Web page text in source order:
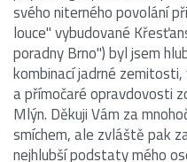
svého niterného povolání
louce" vybudované
poradny Brno") byl jsem
kombinací jadrné
a přímočaré opravdovosti
Mlýn. Děkuji Vám za
smíchem, ale zvláště pak
nejhlubší podstaty mého